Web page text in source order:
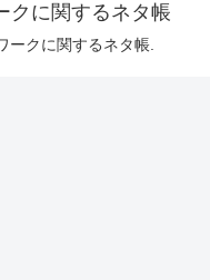
クに関するネタ帳
ークに関するネタ帳.